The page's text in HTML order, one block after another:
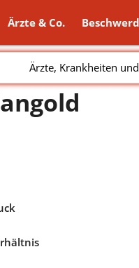
Ärzte & Co.
Ärzte, Krankheiten